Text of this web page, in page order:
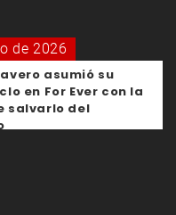
de 2026
asumió su
en For Ever con la
salvarlo del